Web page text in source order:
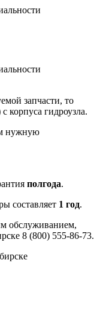
запчасти, то
корпуса гидроузла.
нужную
полгода.
составляет 1 год.
обслуживанием,
8 (800) 555-86-73.